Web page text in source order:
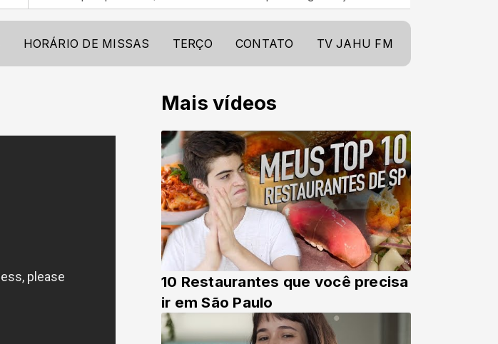
HORÁRIO DE MISSAS TERÇO CONTATO TV JAHU FM
Mais vídeos
10 Restaurantes que você precisa
ir em São Paulo